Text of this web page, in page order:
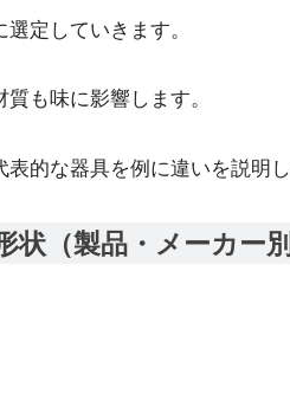
定していきます。
も味に影響します。
的な器具を例に違いを説明し
状（製品・メーカー別